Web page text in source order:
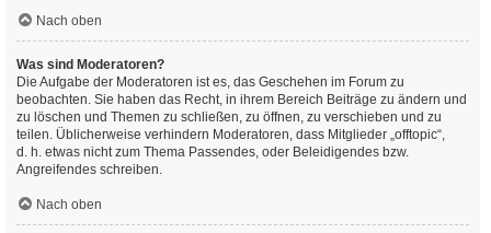
Nach oben
Was sind Moderatoren?
Die Aufgabe der Moderatoren ist es, das Geschehen im Forum zu
beobachten. Sie haben das Recht, in ihrem Bereich Beiträge zu ändern und
zu löschen und Themen zu schließen, zu öffnen, zu verschieben und zu
teilen. Üblicherweise verhindern Moderatoren, dass Mitglieder „offtopic“,
d. h. etwas nicht zum Thema Passendes, oder Beleidigendes bzw.
Angreifendes schreiben.
Nach oben